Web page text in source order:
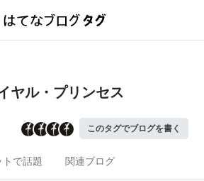
ヤル・プリンセス
このタグでブログを書く
トで話題 関連ブログ